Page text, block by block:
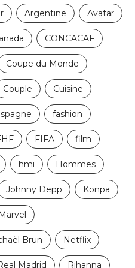
Argentine Avatar
CONCACAF
Coupe du Monde
Couple Cuisine
fashion
FIFA film
hmi Hommes
Johnny Depp Konpa
Marvel
Brun Netflix
Madrid Rihanna